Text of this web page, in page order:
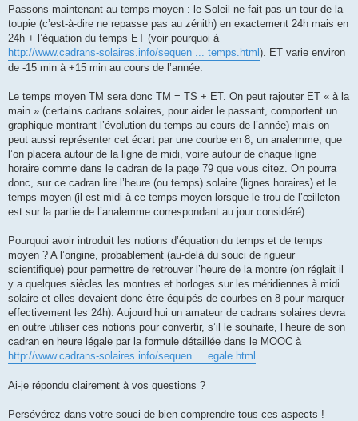
Passons maintenant au temps moyen : le Soleil ne fait pas un tour de la
toupie (c’est-à-dire ne repasse pas au zénith) en exactement 24h mais en
24h + l’équation du temps ET (voir pourquoi à
http://www.cadrans-solaires.info/sequen ... temps.html). ET varie environ
de -15 min à +15 min au cours de l’année.
Le temps moyen TM sera donc TM = TS + ET. On peut rajouter ET « à la
main » (certains cadrans solaires, pour aider le passant, comportent un
graphique montrant l’évolution du temps au cours de l’année) mais on
peut aussi représenter cet écart par une courbe en 8, un analemme, que
l’on placera autour de la ligne de midi, voire autour de chaque ligne
horaire comme dans le cadran de la page 79 que vous citez. On pourra
donc, sur ce cadran lire l’heure (ou temps) solaire (lignes horaires) et le
temps moyen (il est midi à ce temps moyen lorsque le trou de l’œilleton
est sur la partie de l’analemme correspondant au jour considéré).
Pourquoi avoir introduit les notions d’équation du temps et de temps
moyen ? A l’origine, probablement (au-delà du souci de rigueur
scientifique) pour permettre de retrouver l’heure de la montre (on réglait il
y a quelques siècles les montres et horloges sur les méridiennes à midi
solaire et elles devaient donc être équipés de courbes en 8 pour marquer
effectivement les 24h). Aujourd’hui un amateur de cadrans solaires devra
en outre utiliser ces notions pour convertir, s’il le souhaite, l’heure de son
cadran en heure légale par la formule détaillée dans le MOOC à
http://www.cadrans-solaires.info/sequen ... egale.html
Ai-je répondu clairement à vos questions ?
Persévérez dans votre souci de bien comprendre tous ces aspects !